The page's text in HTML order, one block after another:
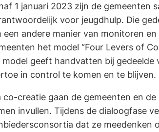
1 januari 2023 zijn de gemeenten
voor jeugdhulp. Die
een andere manier van monitoren
het model “Four Levers of
model geeft handvatten bij
in control te komen en te blijven.
co-creatie gaan de gemeenten en
invullen. Tijdens de dialoogfase
dat ze meedenken